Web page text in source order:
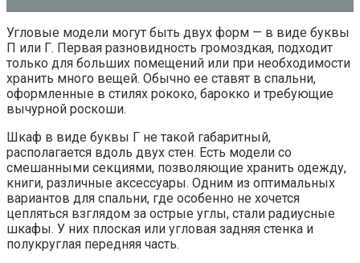
Угловые модели могут быть двух форм — в виде буквы
П или Г. Первая разновидность громоздкая, подходит
только для больших помещений или при необходимости
хранить много вещей. Обычно ее ставят в спальни,
оформленные в стилях рококо, барокко и требующие
вычурной роскоши.
Шкаф в виде буквы Г не такой габаритный,
располагается вдоль двух стен. Есть модели со
смешанными секциями, позволяющие хранить одежду,
книги, различные аксессуары. Одним из оптимальных
вариантов для спальни, где особенно не хочется
цепляться взглядом за острые углы, стали радиусные
шкафы. У них плоская или угловая задняя стенка и
полукруглая передняя часть.